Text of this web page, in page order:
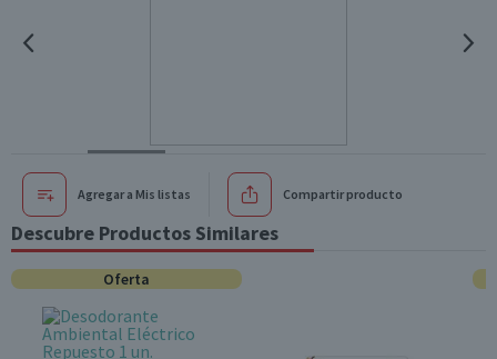
Agregar a Mis listas Compartir producto
Descubre Productos Similares
Oferta